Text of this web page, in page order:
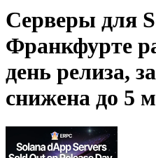
Серверы для
Франкфурте
день релиза,
снижена до 5